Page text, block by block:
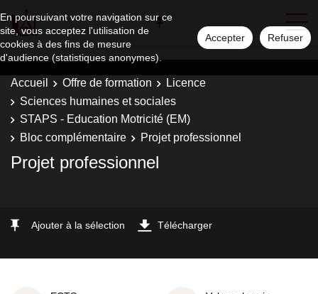
En poursuivant votre navigation sur ce
site, vous acceptez l'utilisation de
cookies à des fins de mesure
d'audience (statistiques anonymes).
Accepter Refuser
Accueil Offre de formation
Licence
Sciences humaines et sociales
STAPS - Education Motricité (EM)
Bloc complémentaire
Projet professionnel
Projet professionnel
Ajouter à la sélection Télécharger